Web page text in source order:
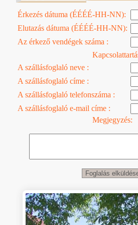
Érkezés dátuma (ÉÉÉÉ-HH-NN):
Elutazás dátuma (ÉÉÉÉ-HH-NN):
Az érkező vendégek száma :
A szállásfoglaló neve :
A szállásfoglaló címe :
A szállásfoglaló telefonszáma :
A szállásfoglaló e-mail címe :
Megjegyzés: